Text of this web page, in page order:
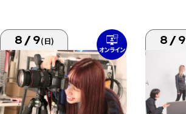
8/9(日) 8/9